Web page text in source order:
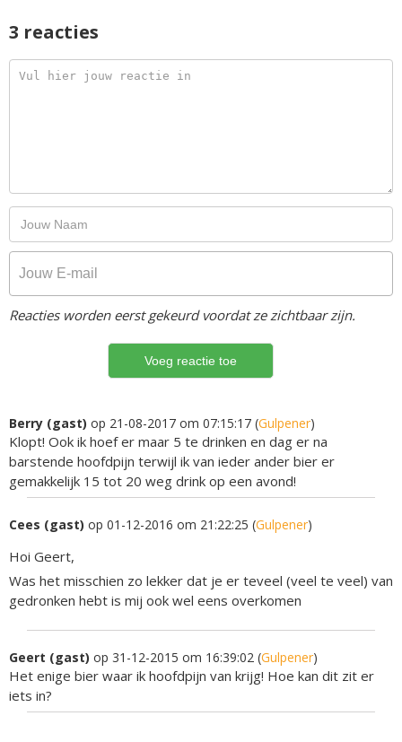
3 reacties
Reacties worden eerst gekeurd voordat ze zichtbaar zijn.
Berry (gast) op 21-08-2017 om 07:15:17 (Gulpener)
Klopt! Ook ik hoef er maar 5 te drinken en dag er na
barstende hoofdpijn terwijl ik van ieder ander bier er
gemakkelijk 15 tot 20 weg drink op een avond!
Cees (gast) op 01-12-2016 om 21:22:25 (Gulpener)
Hoi Geert,
Was het misschien zo lekker dat je er teveel (veel te veel) van
gedronken hebt is mij ook wel eens overkomen
Geert (gast) op 31-12-2015 om 16:39:02 (Gulpener)
Het enige bier waar ik hoofdpijn van krijg! Hoe kan dit zit er
iets in?